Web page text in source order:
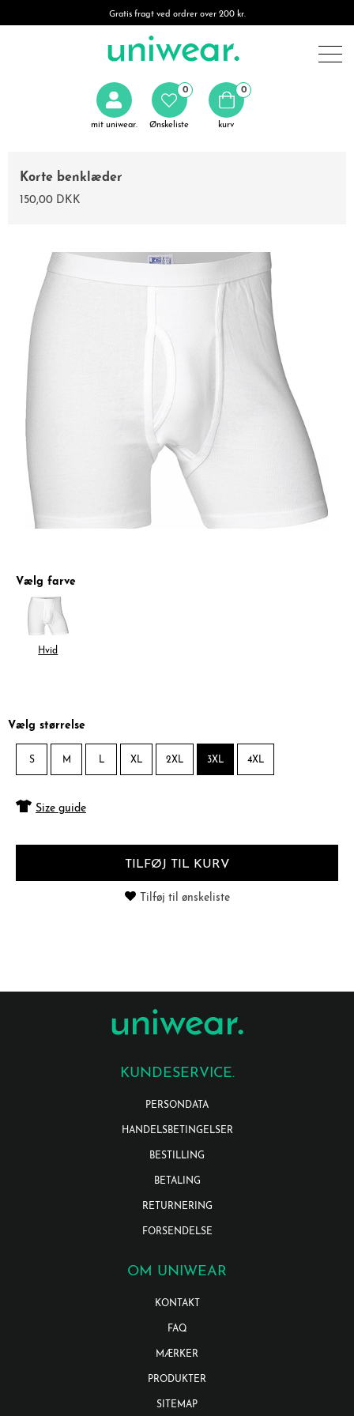
Gratis fragt ved ordrer over 200 kr.
mit uniwear. Ønskeliste
0 0
kurv
Korte benklæder
150,00 DKK
Vælg farve
Hvid
Vælg størrelse
S M L XL 2XL 3XL 4XL
Size guide
TILFØJ TIL KURV
Tilføj til ønskeliste
KUNDESERVICE.
PERSONDATA
HANDELSBETINGELSER
BESTILLING
BETALING
RETURNERING
FORSENDELSE
OM UNIWEAR
KONTAKT
FAQ
MÆRKER
PRODUKTER
SITEMAP